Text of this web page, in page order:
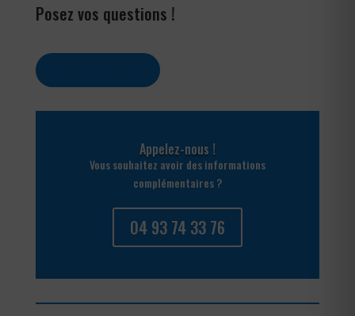
Posez vos questions !
Appelez-nous !
Vous souhaitez avoir des informations
complémentaires ?
04 93 74 33 76